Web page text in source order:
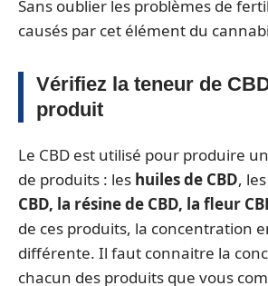
Sans oublier les problèmes de
causés par cet élément du
Vérifiez la teneur de
produit
Le CBD est utilisé pour produire
de produits : les huiles de CBD, les
CBD, la résine de CBD, la fleur
de ces produits, la concentration
différente. Il faut connaitre la
chacun des produits que vous